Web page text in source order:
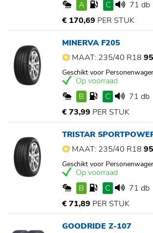
A C
71 db
€ 170,69 PER STUK
MINERVA F205
MAAT: 235/40 R18
Geschikt voor
Op voorraad
B
C
71 db
€ 73,99 PER STUK
TRISTAR
MAAT: 235/40 R18
Geschikt voor
Op voorraad
B
C
71 db
€ 71,89 PER STUK
GOODRIDE Z-107